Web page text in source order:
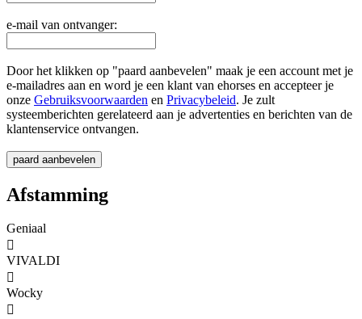
e-mail van ontvanger:
Door het klikken op "paard aanbevelen" maak je een account met je
e-mailadres aan en word je een klant van ehorses en accepteer je
onze Gebruiksvoorwaarden en Privacybeleid. Je zult
systeemberichten gerelateerd aan je advertenties en berichten van de
klantenservice ontvangen.
Afstamming
Geniaal

VIVALDI

Wocky
